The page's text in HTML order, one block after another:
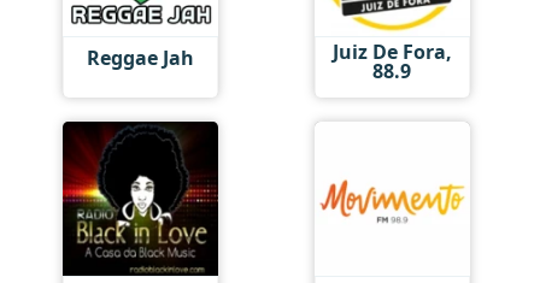
Reggae Jah Juiz De Fora,
88.9